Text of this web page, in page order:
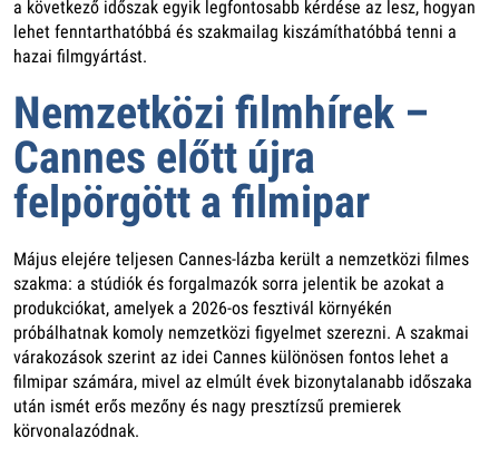
a következő időszak egyik legfontosabb kérdése az lesz, hogyan
lehet fenntarthatóbbá és szakmailag kiszámíthatóbbá tenni a
hazai filmgyártást.
Nemzetközi filmhírek –
Cannes előtt újra
felpörgött a filmipar
Május elejére teljesen Cannes-lázba került a nemzetközi filmes
szakma: a stúdiók és forgalmazók sorra jelentik be azokat a
produkciókat, amelyek a 2026-os fesztivál környékén
próbálhatnak komoly nemzetközi figyelmet szerezni. A szakmai
várakozások szerint az idei Cannes különösen fontos lehet a
filmipar számára, mivel az elmúlt évek bizonytalanabb időszaka
után ismét erős mezőny és nagy presztízsű premierek
körvonalazódnak.